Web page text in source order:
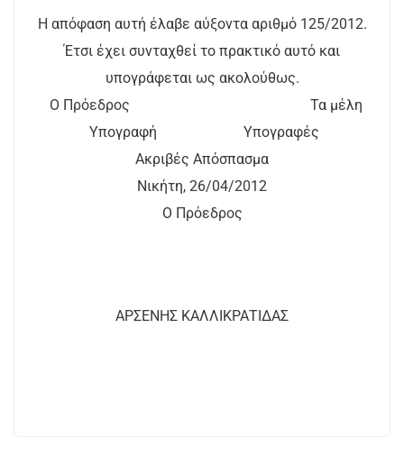
Η απόφαση αυτή έλαβε αύξοντα αριθμό 125/2012.
Έτσι έχει συνταχθεί το πρακτικό αυτό και
υπογράφεται ως ακολούθως.
Ο Πρόεδρος Τα μέλη
Υπογραφή Υπογραφές
Ακριβές Απόσπασμα
Νικήτη, 26/04/2012
Ο Πρόεδρος
ΑΡΣΕΝΗΣ ΚΑΛΛΙΚΡΑΤΙΔΑΣ